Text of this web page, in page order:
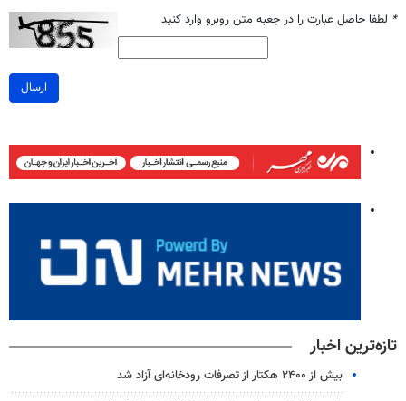
* لطفا حاصل عبارت را در جعبه متن روبرو وارد کنید
ارسال
تازه‌ترین اخبار
بیش از ۲۴۰۰ هکتار از تصرفات رودخانه‌ای آزاد شد